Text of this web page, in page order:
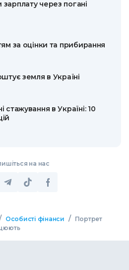
через погані
за оцінки та прибирання
земля в Україні
стажування в Україні: 10
на нас
Особисті фінанси /
Портрет